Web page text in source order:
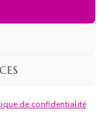
de confidentialité